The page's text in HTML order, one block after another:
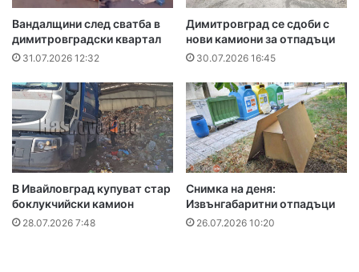
Вандалщини след сватба в
димитровградски квартал
31.07.2026 12:32
Димитровград се сдоби с
нови камиони за отпадъци
30.07.2026 16:45
В Ивайловград купуват стар
боклукчийски камион
28.07.2026 7:48
Снимка на деня:
Извънгабаритни отпадъци
26.07.2026 10:20